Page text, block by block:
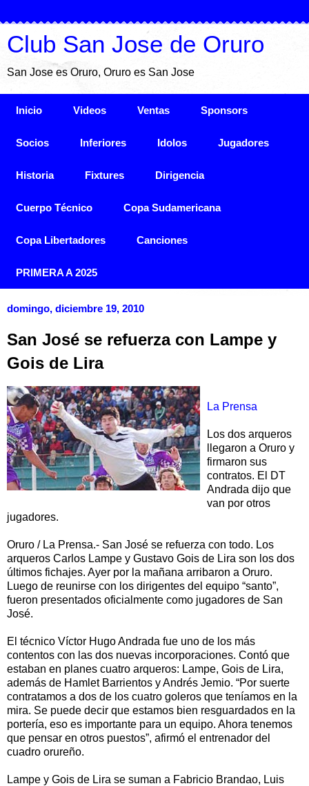
Club San Jose de Oruro
San Jose es Oruro, Oruro es San Jose
Inicio Videos Ventas Sponsors
Socios Inferiores Idolos Jugadores
Historia Fixtures Dirigencia
Cuerpo Técnico Copa Sudamericana
Copa Libertadores Canciones
PRIMERA A 2025
domingo, diciembre 19, 2010
San José se refuerza con Lampe y
Gois de Lira
La Prensa
Los dos arqueros
llegaron a Oruro y
firmaron sus
contratos. El DT
Andrada dijo que
van por otros
jugadores.
Oruro / La Prensa.- San José se refuerza con todo. Los
arqueros Carlos Lampe y Gustavo Gois de Lira son los dos
últimos fichajes. Ayer por la mañana arribaron a Oruro.
Luego de reunirse con los dirigentes del equipo “santo”,
fueron presentados oficialmente como jugadores de San
José.
El técnico Víctor Hugo Andrada fue uno de los más
contentos con las dos nuevas incorporaciones. Contó que
estaban en planes cuatro arqueros: Lampe, Gois de Lira,
además de Hamlet Barrientos y Andrés Jemio. “Por suerte
contratamos a dos de los cuatro goleros que teníamos en la
mira. Se puede decir que estamos bien resguardados en la
portería, eso es importante para un equipo. Ahora tenemos
que pensar en otros puestos”, afirmó el entrenador del
cuadro orureño.
Lampe y Gois de Lira se suman a Fabricio Brandao, Luis